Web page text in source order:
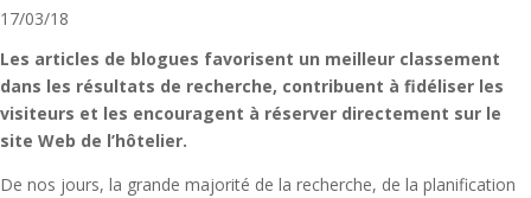
17/03/18
Les articles de blogues favorisent un meilleur classement
dans les résultats de recherche, contribuent à fidéliser les
visiteurs et les encouragent à réserver directement sur le
site Web de l’hôtelier.
De nos jours, la grande majorité de la recherche, de la planification